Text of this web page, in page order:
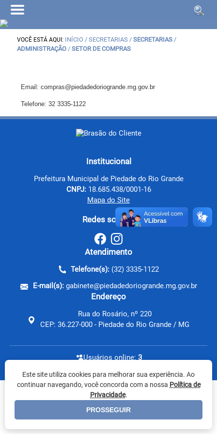
VOCÊ ESTÁ AQUI: INÍCIO / SECRETARIAS / SECRETARIAS /
ADMINISTRAÇÃO / SETOR DE COMPRAS
Email: compras@piedadedoriogrande.mg.gov.br
Telefone: 32 3335-1122
Institucional
Prefeitura Municipal de Piedade do Rio Grande
CNPJ: 18.685.438/0001-16
Mapa do Site
Redes sociais:
Atendimento
Telefone(s): (32) 3335-1122
E-mail(s): gabinete@piedadedoriogrande.mg.gov.br
Endereço
Rua do Rosário, nº 220
CEP: 36.227-000 - Piedade do Rio Grande / MG
Usuários online: 3
Este site utiliza cookies para melhorar sua experiência. Ao
continuar navegando, você concorda com a nossa Política de
Privacidade.
PROSSEGUIR